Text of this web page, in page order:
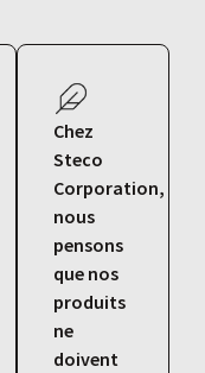
Chez
Steco
Corporation,
nous
pensons
que nos
produits
ne
doivent